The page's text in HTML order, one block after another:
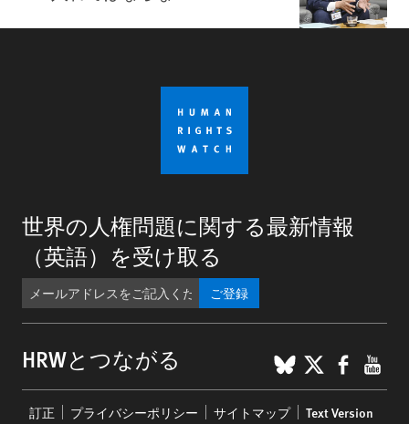
世界の人権問題に関する最新情報
（英語）を受け取る
ご登録
HRWとつながる BlueSky
X
訂正 プライバシーポリシー サイトマップ Text Version